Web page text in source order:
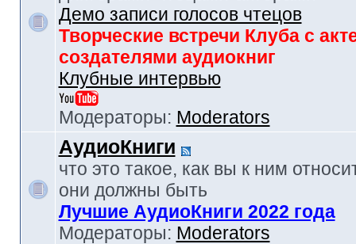
Демо записи голосов чтецов
Творческие встречи Клуба с
создателями аудиокниг
Клубные интервью
Модераторы: Moderators
АудиоКниги
что это такое, как вы к ним
они должны быть
Лучшие АудиоКниги 2022 года
Модераторы: Moderators